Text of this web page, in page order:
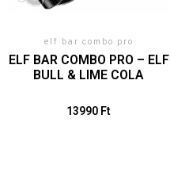
elf bar combo pro
ELF BAR COMBO PRO – ELF
BULL & LIME COLA
13990 Ft